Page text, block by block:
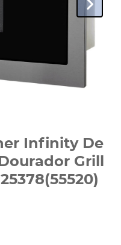
Infinity De
Grill